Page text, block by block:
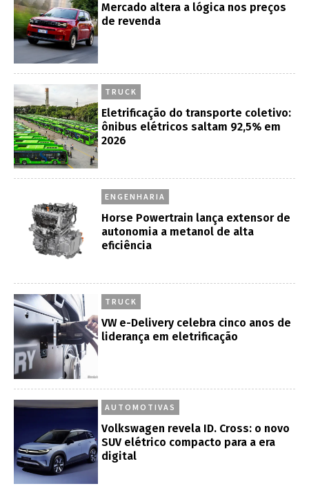
Mercado altera a lógica nos preços
de revenda
TRUCK
Eletrificação do transporte coletivo:
ônibus elétricos saltam 92,5% em
2026
ENGENHARIA
Horse Powertrain lança extensor de
autonomia a metanol de alta
eficiência
TRUCK
VW e-Delivery celebra cinco anos de
liderança em eletrificação
AUTOMOTIVAS
Volkswagen revela ID. Cross: o novo
SUV elétrico compacto para a era
digital